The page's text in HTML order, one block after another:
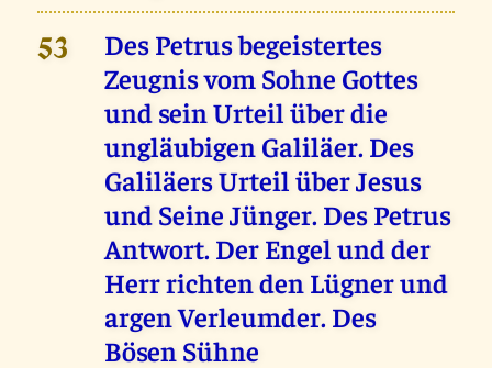
53
Des Petrus begeistertes
Zeugnis vom Sohne Gottes
und sein Urteil über die
ungläubigen Galiläer. Des
Galiläers Urteil über Jesus
und Seine Jünger. Des Petrus
Antwort. Der Engel und der
Herr richten den Lügner und
argen Verleumder. Des
Bösen Sühne